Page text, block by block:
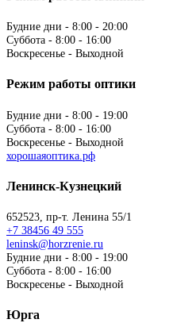
Будние дни - 8:00 - 20:00
Суббота - 8:00 - 16:00
Воскресенье - Выходной
Режим работы оптики
Будние дни - 8:00 - 19:00
Суббота - 8:00 - 16:00
Воскресенье - Выходной
хорошаяоптика.рф
Ленинск-Кузнецкий
652523, пр-т. Ленина 55/1
+7 38456 49 555
leninsk@horzrenie.ru
Будние дни - 8:00 - 19:00
Суббота - 8:00 - 16:00
Воскресенье - Выходной
Юрга